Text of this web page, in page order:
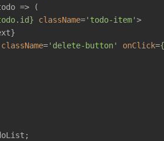
=> (
className='todo-item'>
className='delete-button' onClick=